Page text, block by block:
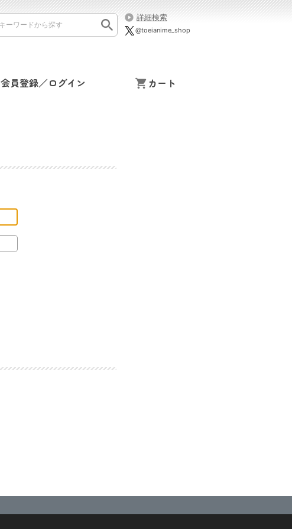
詳細検索
@toeianime_shop
会員登録／ログイン カート